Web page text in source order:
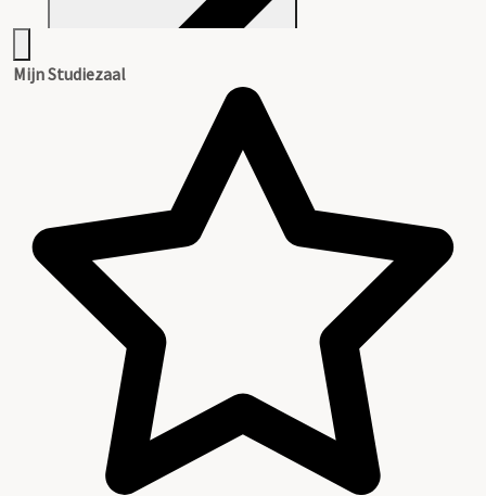
Aanwijzingen voor de gebruiker
Inleiding
Inventaris
Mijn Studiezaal